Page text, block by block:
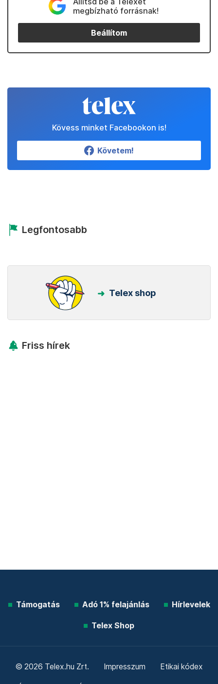
megbízható forrásnak!
Beállítom
Kövess minket Facebookon is!
Követem!
Legfontosabb
Telex shop
Friss hírek
Támogatás Adó 1% felajánlás Hírlevelek
Telex Shop
© 2026 Telex.hu Zrt. Impresszum Etikai kódex